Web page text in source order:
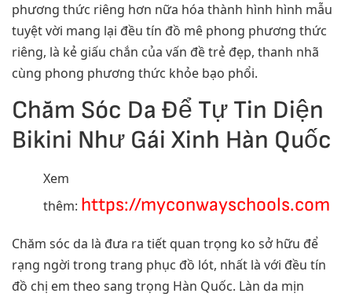
phương thức riêng hơn nữa hóa thành hình hình mẫu
tuyệt vời mang lại đều tín đồ mê phong phương thức
riêng, là kẻ giấu chắn của vấn đề trẻ đẹp, thanh nhã
cùng phong phương thức khỏe bạo phổi.
Chăm Sóc Da Để Tự Tin Diện
Bikini Như Gái Xinh Hàn Quốc
Xem
thêm: https://myconwayschools.com
Chăm sóc da là đưa ra tiết quan trọng ko sở hữu để
rạng ngời trong trang phục đồ lót, nhất là với đều tín
đồ chị em theo sang trọng Hàn Quốc. Làn da mịn